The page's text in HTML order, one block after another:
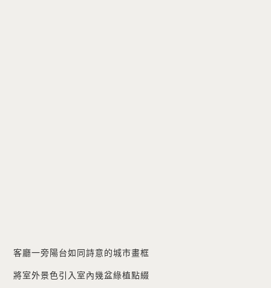
客廳一旁陽台如同詩意的城市畫框
將室外景色引入室內幾盆綠植點綴